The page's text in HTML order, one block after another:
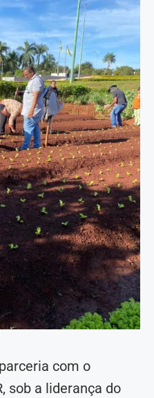
com o
sob a liderança do